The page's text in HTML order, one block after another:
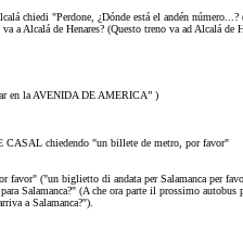
chiedi "Perdone, ¿Dónde está el andén
a Alcalá de Henares? (Questo treno va ad Alcalá de
en la AVENIDA DE AMERICA” )
chiedendo "un billete de metro, por favor"
favor" ("un biglietto di andata per Salamanca per
Salamanca?" (A che ora parte il prossimo autobus
a Salamanca?").